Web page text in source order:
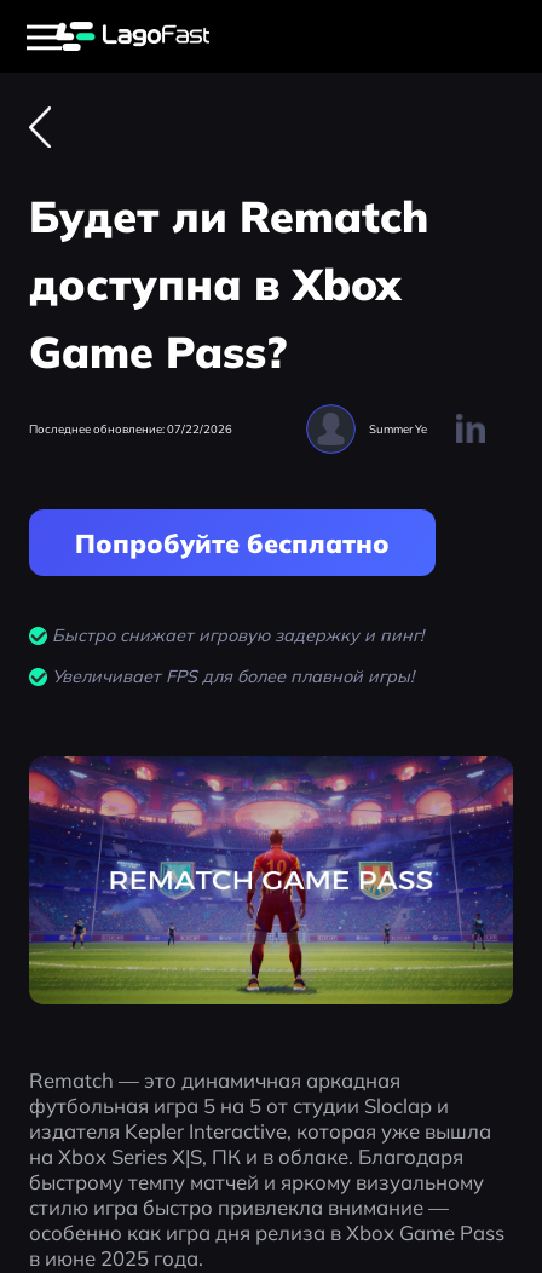
Будет ли Rematch
доступна в Xbox
Game Pass?
Последнее обновление: 07/22/2026 Summer Ye
Попробуйте бесплатно
Быстро снижает игровую задержку и пинг!
Увеличивает FPS для более плавной игры!
Rematch — это динамичная аркадная
футбольная игра 5 на 5 от студии Sloclap и
издателя Kepler Interactive, которая уже вышла
на Xbox Series X|S, ПК и в облаке. Благодаря
быстрому темпу матчей и яркому визуальному
стилю игра быстро привлекла внимание —
особенно как игра дня релиза в Xbox Game Pass
в июне 2025 года.